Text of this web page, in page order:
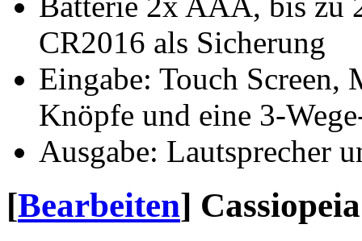
CR2016 als Sicherung
Eingabe: Touch
Knöpfe und eine 3-
Ausgabe: Lautsprecher
[Bearbeiten]